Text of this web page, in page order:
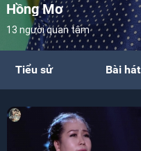
Hồng Mơ
13 người quan tâm
Tiểu sử Bài hát